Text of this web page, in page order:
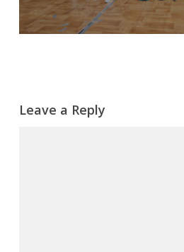
Leave a Reply